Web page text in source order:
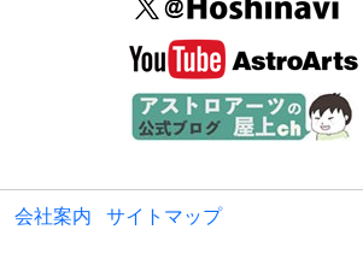
会社案内 サイトマップ